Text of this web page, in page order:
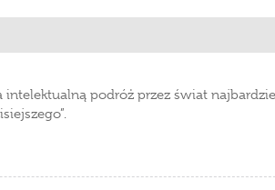
intelektualną podróż przez świat